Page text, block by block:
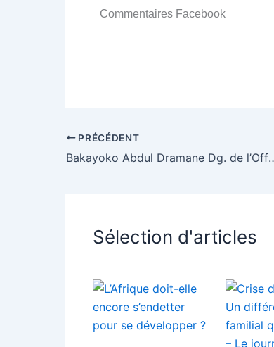
Commentaires Facebook
PRÉCÉDENT
Bakayoko Abdul Dramane Dg.
Sélection d'articles